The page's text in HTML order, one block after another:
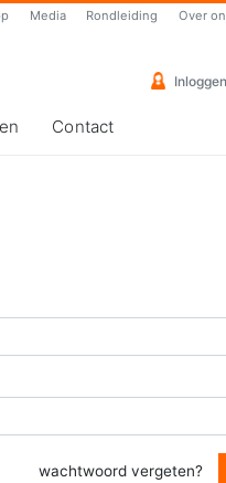
Media Rondleiding Over
Contact
wachtwoord vergeten?